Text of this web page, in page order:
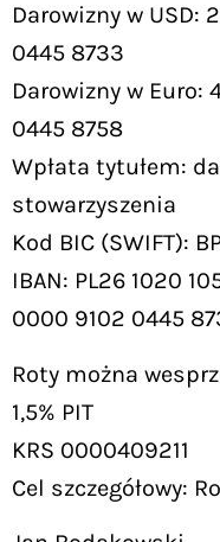
Darowizny w USD:
0445 8733
Darowizny w Euro:
0445 8758
Wpłata tytułem:
stowarzyszenia
Kod BIC (SWIFT):
IBAN: PL26 1020
0000 9102 0445
Roty można
1,5% PIT
KRS 0000409211
Cel szczegółowy: